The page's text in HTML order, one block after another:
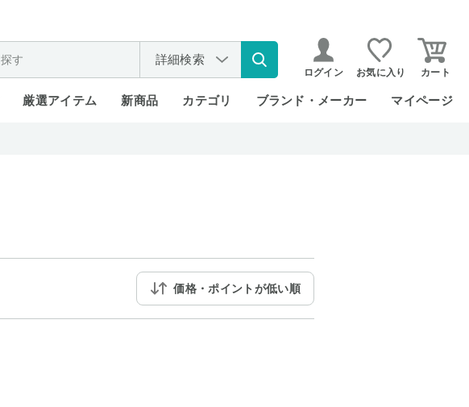
詳細検索
ログイン お気に入り カート
厳選アイテム 新商品 カテゴリ ブランド・メーカー マイページ
価格・ポイントが低い順